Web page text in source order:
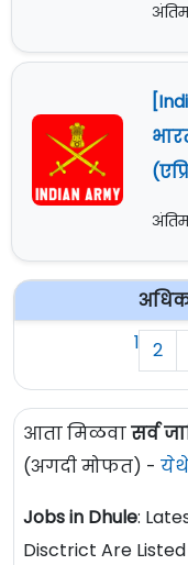
अधिक
1 2
आता मिळवासर्व
(अगदी मोफत) -
Jobs in Dhule:
Disctrict Are